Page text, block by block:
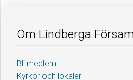
Om Lindberga
Bli medlem
Kyrkor och lokaler